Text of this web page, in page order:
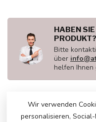
HABEN
PRODUKT?
Bitte
über
helfen Ihnen
ZULETZT
Wir verwenden
personalisieren,